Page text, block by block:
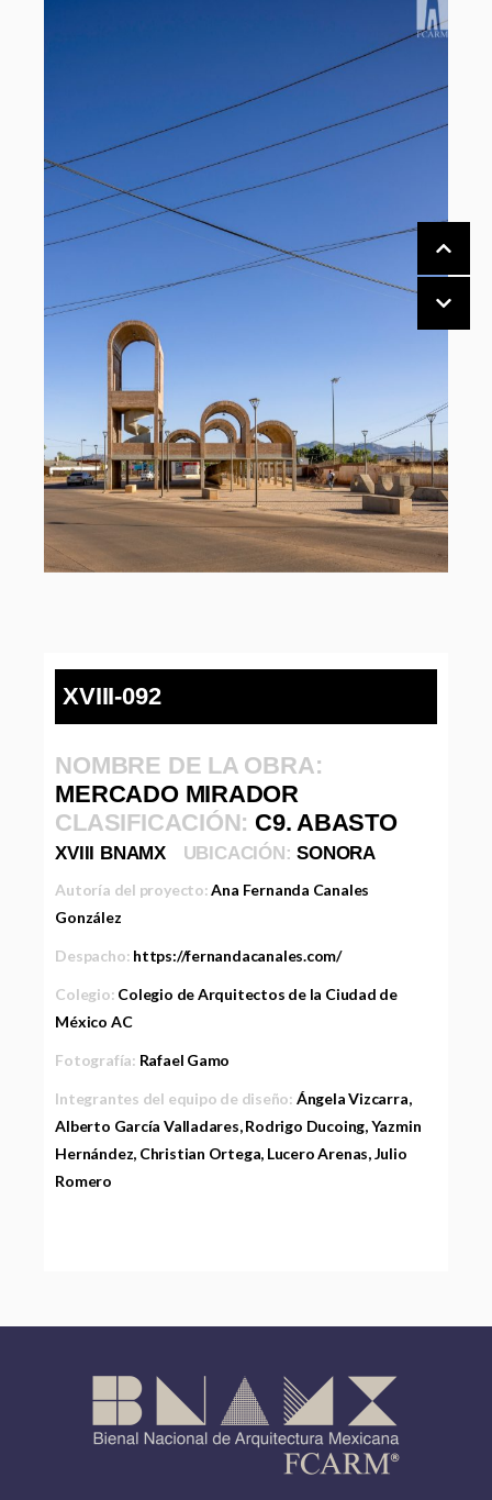
XVIII-092
NOMBRE DE LA OBRA:
MERCADO MIRADOR
CLASIFICACIÓN: C9. ABASTO
XVIII BNAMX UBICACIÓN:SONORA
Autoría del proyecto:Ana Fernanda Canales
González
Despacho: https://fernandacanales.com/
Colegio: Colegio de Arquitectos de la Ciudad de
México AC
Fotografía: Rafael Gamo
Integrantes del equipo de diseño: Ángela Vizcarra,
Alberto García Valladares, Rodrigo Ducoing, Yazmin
Hernández, Christian Ortega, Lucero Arenas, Julio
Romero